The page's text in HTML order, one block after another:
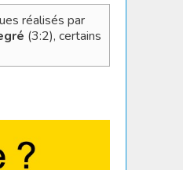
réalisés par
(3:2), certains